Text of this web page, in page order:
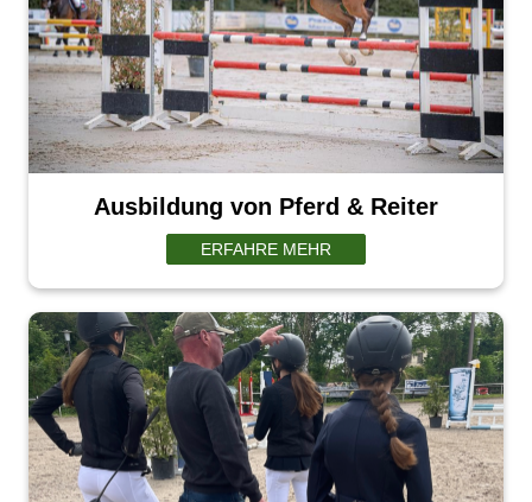
Ausbildung von Pferd & Reiter
ERFAHRE MEHR